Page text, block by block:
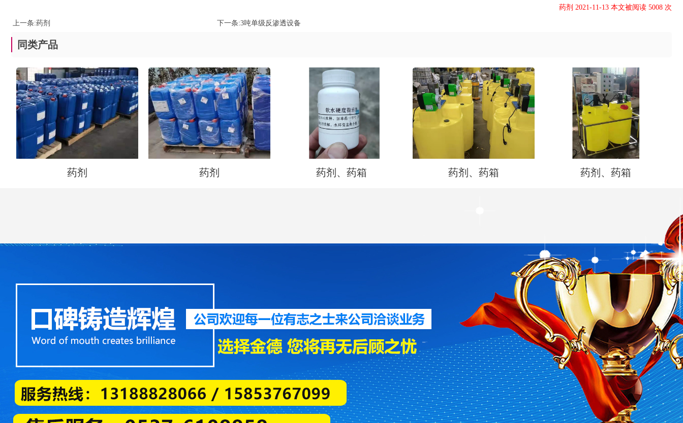
药剂 2021-11-13 本文被阅读 5008 次
上一条:药剂 下一条:3吨单级反渗透设备
同类产品
药剂 药剂 药剂、药箱 药剂、药箱 药剂、药箱